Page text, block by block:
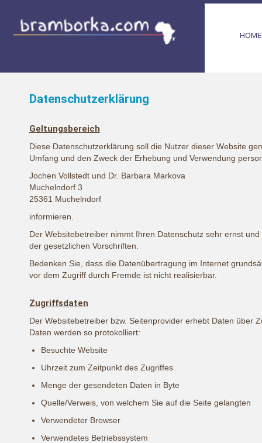
HOME
Datenschutzerklärung
Geltungsbereich
Diese Datenschutzerklärung soll die Nutzer dieser Website
Umfang und den Zweck der Erhebung und Verwendung
Jochen Vollstedt und Dr. Barbara Markova
Muchelndorf 3
25361 Muchelndorf
informieren.
Der Websitebetreiber nimmt Ihren Datenschutz sehr ernst
der gesetzlichen Vorschriften.
Bedenken Sie, dass die Datenübertragung im Internet
vor dem Zugriff durch Fremde ist nicht realisierbar.
Zugriffsdaten
Der Websitebetreiber bzw. Seitenprovider erhebt Daten über
Daten werden so protokolliert:
Besuchte Website
Uhrzeit zum Zeitpunkt des Zugriffes
Menge der gesendeten Daten in Byte
Quelle/Verweis, von welchem Sie auf die Seite gelangten
Verwendeter Browser
Verwendetes Betriebssystem